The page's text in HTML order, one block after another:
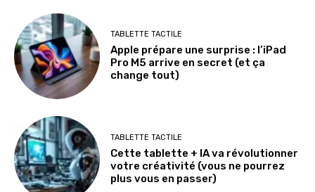
TABLETTE TACTILE
Apple prépare une surprise : l’iPad
Pro M5 arrive en secret (et ça
change tout)
TABLETTE TACTILE
Cette tablette + IA va révolutionner
votre créativité (vous ne pourrez
plus vous en passer)